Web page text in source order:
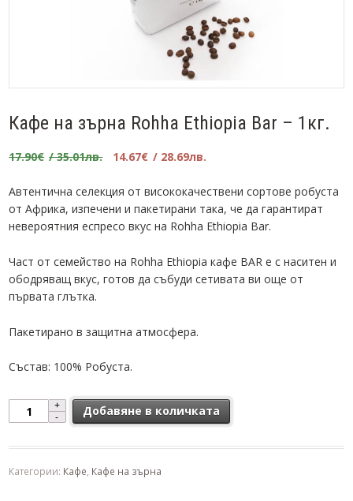
Кафе на зърна Rohha Ethiopia Bar – 1кг.
17.90€ / 35.01лв.
Original
was:
17.90€.
14.67€ / 28.69лв.
е:
14.67€.
Автентична селекция от висококачествени сортове робуста
от Африка, изпечени и пакетирани така, че да гарантират
невероятния еспресо вкус на Rohha Ethiopia Bar.
Част от семейство на Rohha Ethiopia кафе BAR е с наситен и
oбодряващ вкус, готов да събуди сетивата ви още от
първата глътка.
Пакетирано в защитна атмосфера.
Състав: 100% Робуста.
количество за Кафе на зърна Rohha Ethiopia Bar - 1кг.
Добавяне в количката
Категории: Кафе, Кафе на зърна